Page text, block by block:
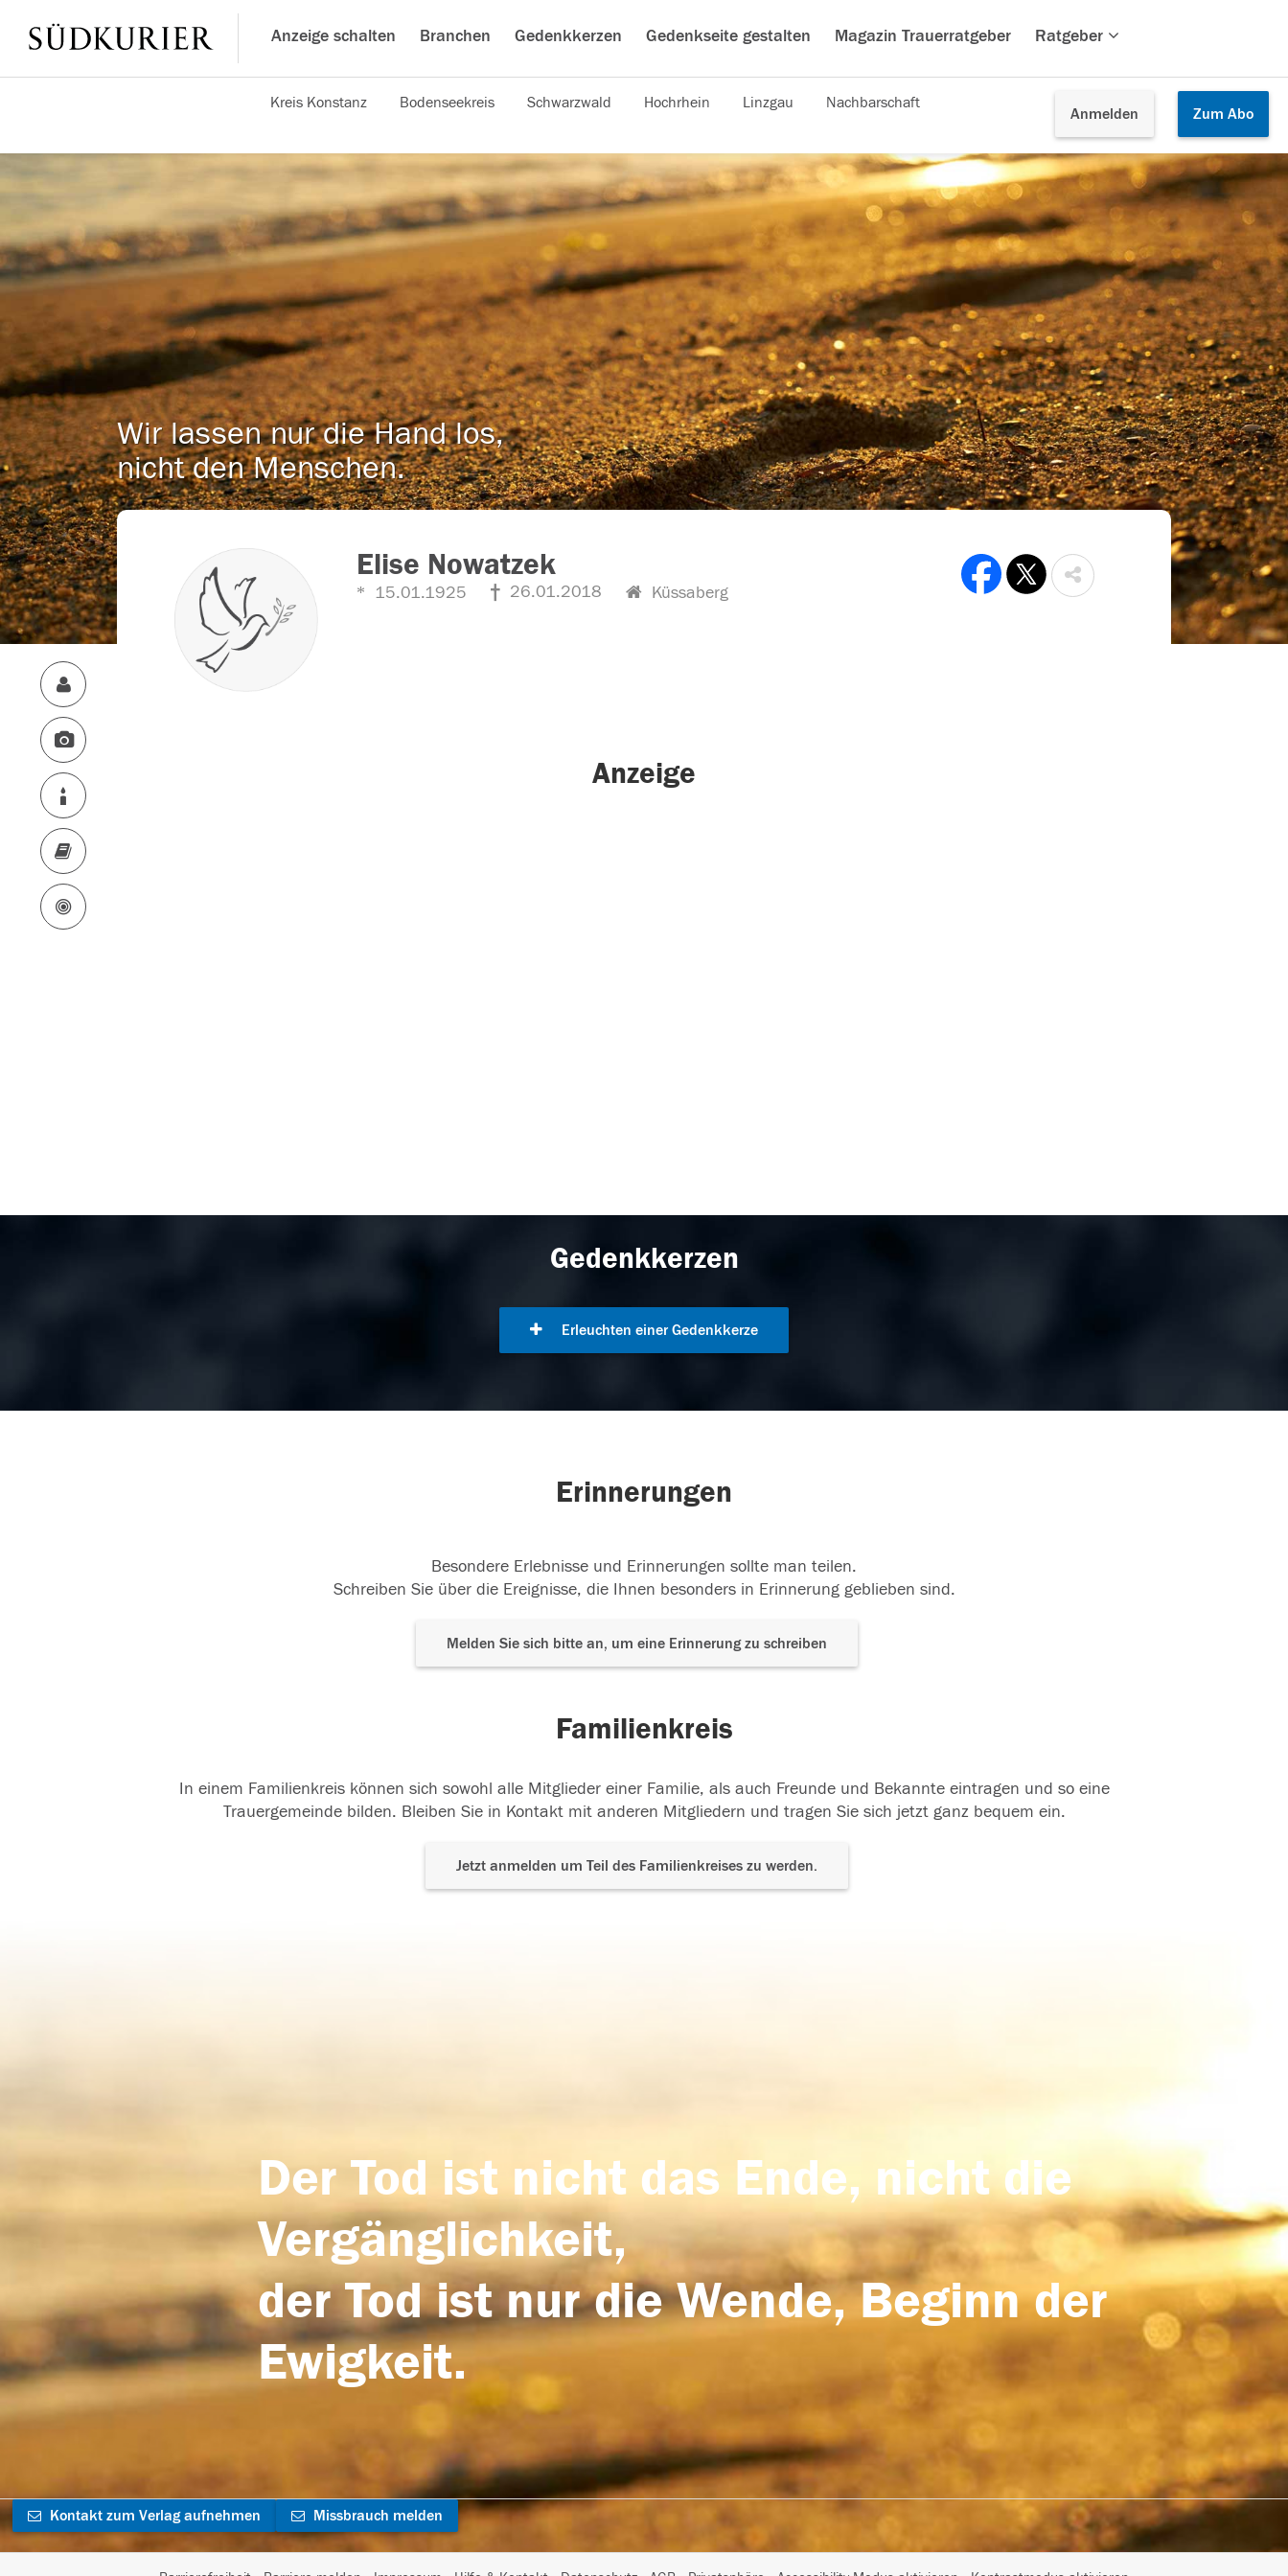
Anzeige schalten Branchen Gedenkkerzen Gedenkseite gestalten Magazin Trauerratgeber Ratgeber
Anmelden Zum Abo
Kreis Konstanz Bodenseekreis Schwarzwald Hochrhein Linzgau Nachbarschaft
Wir lassen nur die Hand los,
nicht den Menschen.
Elise Nowatzek
15.01.1925 26.01.2018 Küssaberg
Anzeige
Gedenkkerzen
Erleuchten einer Gedenkkerze
Erinnerungen
Besondere Erlebnisse und Erinnerungen sollte man teilen.
Schreiben Sie über die Ereignisse, die Ihnen besonders in Erinnerung geblieben sind.
Melden Sie sich bitte an, um eine Erinnerung zu schreiben
Familienkreis
In einem Familienkreis können sich sowohl alle Mitglieder einer Familie, als auch Freunde und Bekannte eintragen und so eine
Trauergemeinde bilden. Bleiben Sie in Kontakt mit anderen Mitgliedern und tragen Sie sich jetzt ganz bequem ein.
Jetzt anmelden um Teil des Familienkreises zu werden.
Der Tod ist nicht das Ende, nicht die
Vergänglichkeit,
der Tod ist nur die Wende, Beginn der
Ewigkeit.
Kontakt zum Verlag aufnehmen Missbrauch melden